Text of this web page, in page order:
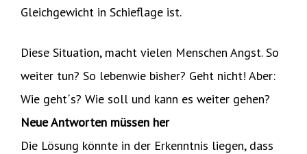
Gleichgewicht in Schieflage ist.
Diese Situation, macht vielen Menschen Angst. So
weiter tun? So lebenwie bisher? Geht nicht! Aber:
Wie geht´s? Wie soll und kann es weiter gehen?
Neue Antworten müssen her
Die Lösung könnte in der Erkenntnis liegen, dass